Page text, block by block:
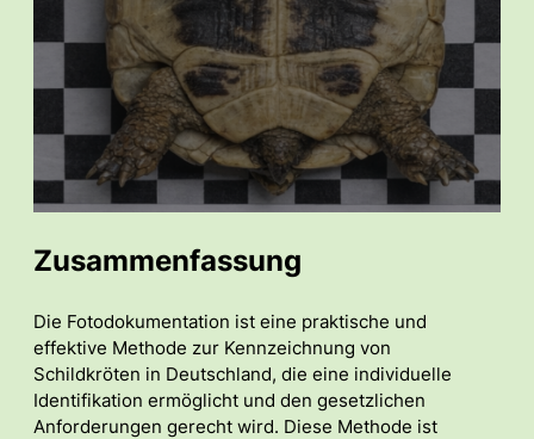
Zusammenfassung
Die Fotodokumentation ist eine praktische und
effektive Methode zur Kennzeichnung von
Schildkröten in Deutschland, die eine individuelle
Identifikation ermöglicht und den gesetzlichen
Anforderungen gerecht wird. Diese Methode ist